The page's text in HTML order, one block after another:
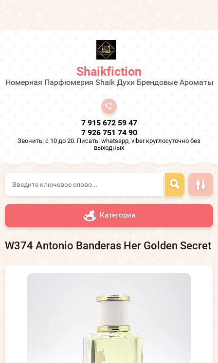
Shaikfiction
Номерная Парфюмерия Shaik Духи Брендовые Ароматы
7 915 672 59 47
7 926 751 74 90
Звонить: с 10 до 20. Писать: whatsapp, viber круглосуточно без
выходных
Категории
W374 Antonio Banderas Her Golden Secret